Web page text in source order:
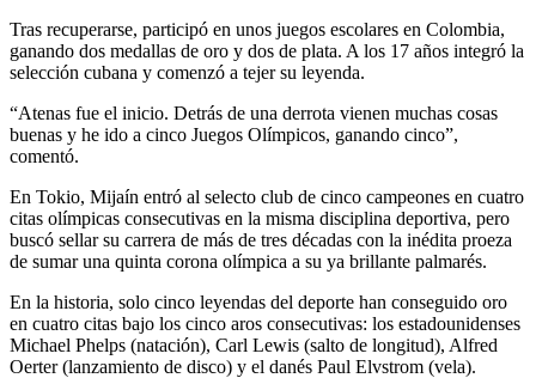
Tras recuperarse, participó en unos juegos escolares en Colombia,
ganando dos medallas de oro y dos de plata. A los 17 años integró la
selección cubana y comenzó a tejer su leyenda.
“Atenas fue el inicio. Detrás de una derrota vienen muchas cosas
buenas y he ido a cinco Juegos Olímpicos, ganando cinco”,
comentó.
En Tokio, Mijaín entró al selecto club de cinco campeones en cuatro
citas olímpicas consecutivas en la misma disciplina deportiva, pero
buscó sellar su carrera de más de tres décadas con la inédita proeza
de sumar una quinta corona olímpica a su ya brillante palmarés.
En la historia, solo cinco leyendas del deporte han conseguido oro
en cuatro citas bajo los cinco aros consecutivas: los estadounidenses
Michael Phelps (natación), Carl Lewis (salto de longitud), Alfred
Oerter (lanzamiento de disco) y el danés Paul Elvstrom (vela).